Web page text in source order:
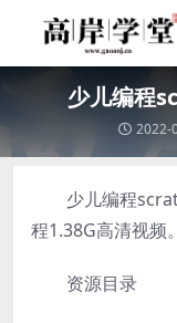
少儿编程
2022-
少儿编程
程1.38G高清视频。
资源目录